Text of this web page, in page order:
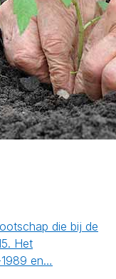
die bij de
Het
en…